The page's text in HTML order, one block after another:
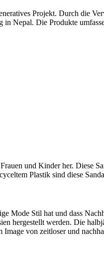
Projekt. Durch die
Nepal. Die Produkte
und Kinder her. Diese
Plastik sind diese
Mode Stil hat und dass
hergestellt werden. Die
Image von zeitloser und